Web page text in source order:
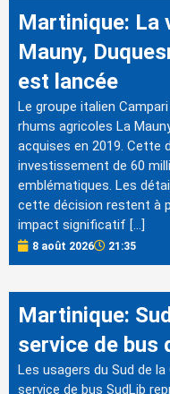
Martinique: La
Mauny,
est lancée
Le groupe italien
rhums agricoles La
acquises en 2019. Cette
investissement de 60
emblématiques. Les
cette décision restent à
impact significatif […]
8 août 2026 21:35
Martinique:
service de bus
Les usagers du Sud de
service de bus SudLib